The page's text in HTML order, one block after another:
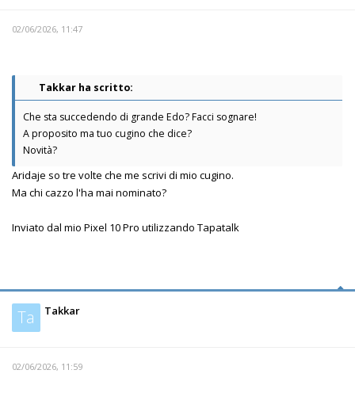
02/06/2026, 11:47
Takkar ha scritto:
Che sta succedendo di grande Edo? Facci sognare!
A proposito ma tuo cugino che dice?
Novità?
Aridaje so tre volte che me scrivi di mio cugino.
Ma chi cazzo l'ha mai nominato?
Inviato dal mio Pixel 10 Pro utilizzando Tapatalk
Ta Takkar
02/06/2026, 11:59